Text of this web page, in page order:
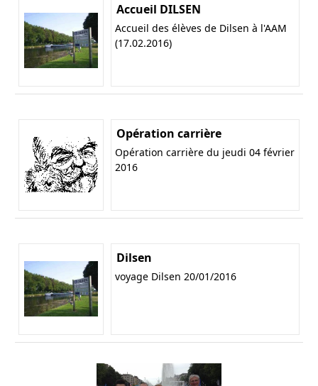
Accueil DILSEN
Accueil des élèves de Dilsen à l'AAM
(17.02.2016)
Opération carrière
Opération carrière du jeudi 04 février
2016
Dilsen
voyage Dilsen 20/01/2016